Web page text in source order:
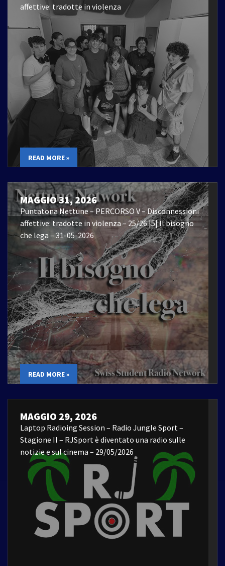
affettive: tradotte in violenza
READ MORE »
MAGGIO 31, 2026
Puntatona Nettune – PERCORSO V – Disconnessioni
affettive: tradotte in violenza – 25/26 |5| Il bisogno
che lega – 31-05-2026
READ MORE »
MAGGIO 29, 2026
Laptop Radioing Session – Radio Jungle Sport –
Stagione II – RJSport è diventato una radio sulle
notizie e sul cinema – 29/05/2026